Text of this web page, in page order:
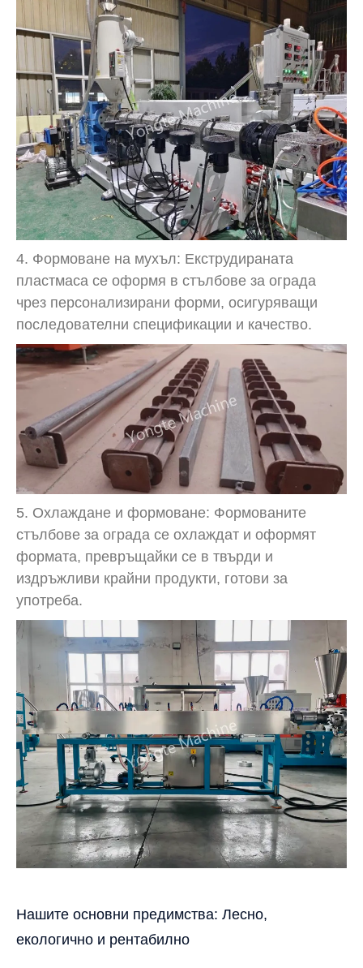
4. Формоване на мухъл: Екструдираната
пластмаса се оформя в стълбове за ограда
чрез персонализирани форми, осигуряващи
последователни спецификации и качество.
5. Охлаждане и формоване: Формованите
стълбове за ограда се охлаждат и оформят
формата, превръщайки се в твърди и
издръжливи крайни продукти, готови за
употреба.
Нашите основни предимства: Лесно,
екологично и рентабилно